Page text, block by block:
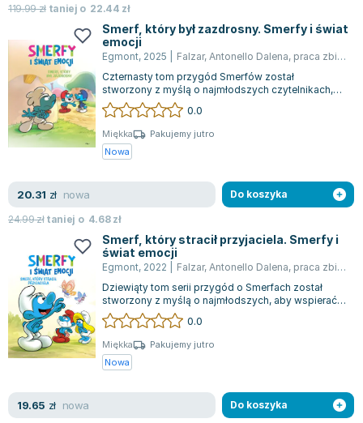
119.99zł taniej o 22.44 zł
Smerf, który był zazdrosny. Smerfy i świat
emocji
Egmont, 2025 Falzar, Antonello Dalena, praca zbiorowa
Czternasty tom przygód Smerfów został
stworzony z myślą o najmłodszych czytelnikach,
by pomóc im w pokonywaniu własnych obaw.
Każd...
0.0
Miękka
Pakujemy jutro
Nowa
20.31 zł nowa
24.99złtaniej o 4.68zł
Do koszyka
Smerf, który stracił przyjaciela. Smerfy i
świat emocji
Egmont, 2022 Falzar, Antonello Dalena, praca zbiorowa
Dziewiąty tom serii przygód o Smerfach został
stworzony z myślą o najmłodszych, aby wspierać
ich w pokonywaniu własnych lęków. Każ...
0.0
Miękka
Pakujemy jutro
Nowa
19.65 zł nowa Do koszyka